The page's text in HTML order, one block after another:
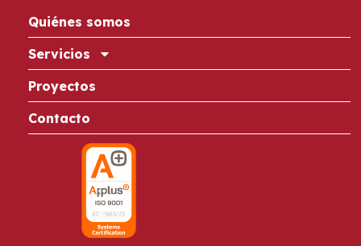
Quiénes somos
Servicios
Proyectos
Contacto